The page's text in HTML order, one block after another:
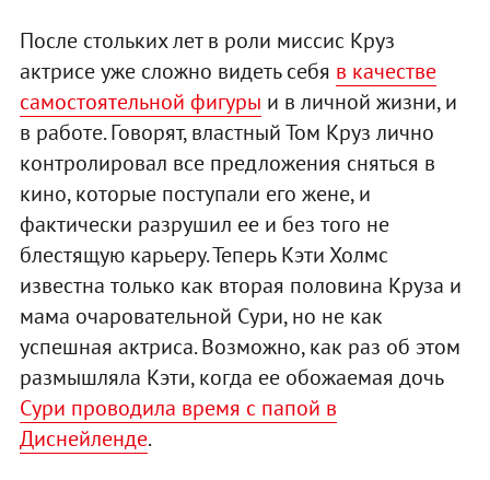
После стольких лет в роли миссис Круз
актрисе уже сложно видеть себя в качестве
самостоятельной фигуры и в личной жизни, и
в работе. Говорят, властный Том Круз лично
контролировал все предложения сняться в
кино, которые поступали его жене, и
фактически разрушил ее и без того не
блестящую карьеру. Теперь Кэти Холмс
известна только как вторая половина Круза и
мама очаровательной Сури, но не как
успешная актриса. Возможно, как раз об этом
размышляла Кэти, когда ее обожаемая дочь
Сури проводила время с папой в
Диснейленде.